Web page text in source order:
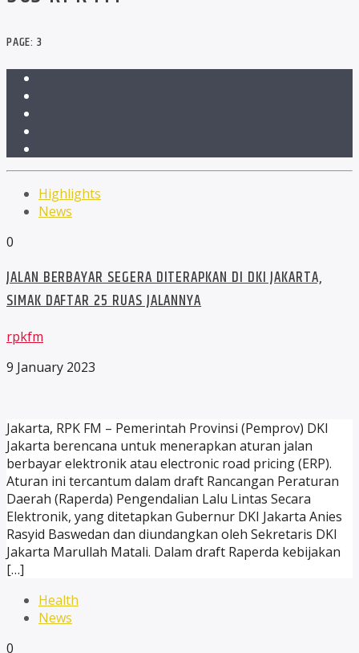
PAGE: 3
Highlights
News
0
JALAN BERBAYAR SEGERA DITERAPKAN DI DKI JAKARTA,
SIMAK DAFTAR 25 RUAS JALANNYA
rpkfm
9 January 2023
Jakarta, RPK FM – Pemerintah Provinsi (Pemprov) DKI
Jakarta berencana untuk menerapkan aturan jalan
berbayar elektronik atau electronic road pricing (ERP).
Aturan ini tercantum dalam draft Rancangan Peraturan
Daerah (Raperda) Pengendalian Lalu Lintas Secara
Elektronik, yang ditetapkan Gubernur DKI Jakarta Anies
Rasyid Baswedan dan diundangkan oleh Sekretaris DKI
Jakarta Marullah Matali. Dalam draft Raperda kebijakan
[…]
Health
News
0